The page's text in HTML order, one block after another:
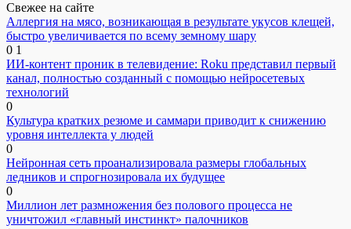
Свежее на сайте
Аллергия на мясо, возникающая в результате укусов клещей,
быстро увеличивается по всему земному шару
0 1
ИИ-контент проник в телевидение: Roku представил первый
канал, полностью созданный с помощью нейросетевых
технологий
0
Культура кратких резюме и саммари приводит к снижению
уровня интеллекта у людей
0
Нейронная сеть проанализировала размеры глобальных
ледников и спрогнозировала их будущее
0
Миллион лет размножения без полового процесса не
уничтожил «главный инстинкт» палочников